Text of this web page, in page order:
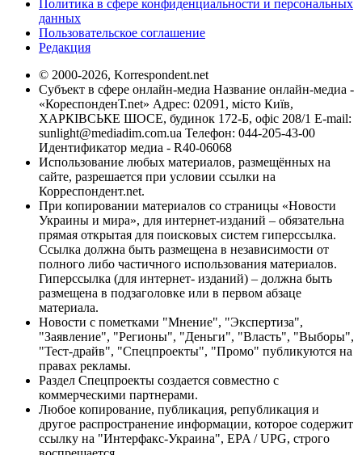
Политика в сфере конфиденциальности и персональных
данных
Пользовательское соглашение
Редакция
© 2000-2026, Korrespondent.net
Субъект в сфере онлайн-медиа Название онлайн-медиа -
«КореспонденТ.net» Адрес: 02091, місто Київ,
ХАРКІВСЬКЕ ШОСЕ, будинок 172-Б, офіс 208/1 E-mail:
sunlight@mediadim.com.ua Телефон: 044-205-43-00
Идентификатор медиа - R40-06068
Использование любых материалов, размещённых на
сайте, разрешается при условии ссылки на
Корреспондент.net.
При копировании материалов со страницы «Новости
Украины и мира», для интернет-изданий – обязательна
прямая открытая для поисковых систем гиперссылка.
Ссылка должна быть размещена в независимости от
полного либо частичного использования материалов.
Гиперссылка (для интернет- изданий) – должна быть
размещена в подзаголовке или в первом абзаце
материала.
Новости с пометками "Мнение", "Экспертиза",
"Заявление", "Регионы", "Деньги", "Власть", "Выборы",
"Тест-драйв", "Спецпроекты", "Промо" публикуются на
правах рекламы.
Раздел Спецпроекты создается совместно с
коммерческими партнерами.
Любое копирование, публикация, републикация и
другое распространение информации, которое содержит
ссылку на "Интерфакс-Украина", EPA / UPG, строго